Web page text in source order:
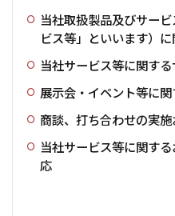
当社取扱製品及びサー
ビス等」といいます）
当社サービス等に関す
展示会・イベント等に
商談、打ち合わせの実
当社サービス等に関す
応